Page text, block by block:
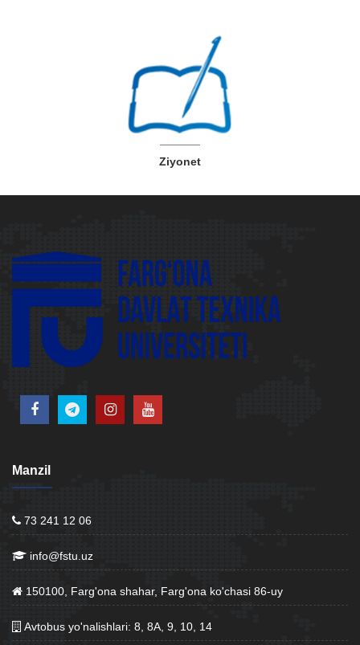
Ziyonet
Manzil
73 241 12 06
info@fstu.uz
150100, Farg'ona shahar, Farg'ona ko'chasi 86-uy
Avtobus yo'nalishlari: 8, 8A, 9, 10, 14